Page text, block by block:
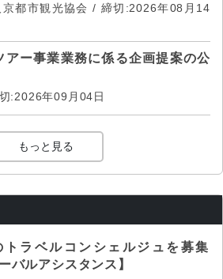
京都市観光協会 / 締切:2026年08月14
アー事業業務に係る企画提案の公
:2026年09月04日
もっと見る
トラベルコンシェルジュを募集
バルアシスタンス】